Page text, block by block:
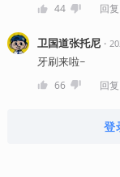
44 回复
卫国道张托尼・
牙刷来啦~
66 回复
登